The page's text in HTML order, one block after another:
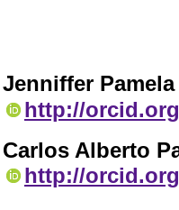
Jenniffer
http://
Carlos Alberto
http://